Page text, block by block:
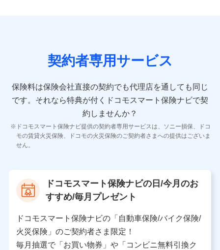
10.受託業務の 個人情報
11.マイカー通勤管理クラウド並びに法人向けASPサー
ビスに関してのお問い合わせ情報
各種お問い合わせに対応するため
当社のサービスに関する情報提供や、皆様に有用なお知らせ
をお送りするため
当社の対応品質向上やお問い合わせ内容の正確な把握のため
個人情報保護管理者の職名、連絡先
〒103-0013 東京都中央区日本橋人形町2-14-10 アー
バンネット日本橋ビル 3F
株式会社ドコモ・インシュアランス
契約者専用サービス
保険料は保険会社直接の契約でも代理店を通しても同じ
です。 それなら特典が付くドコモスマート保険ナビで契
約しませんか？
ドコモスマート保険ナビ提供の契約者専用サービスは、ソニー損保、ドコ
モの賃貸火災保険、ドコモの火災保険のご契約者さまへの提供はございま
せん。
ドコモスマート保険ナビの日/今月のお
すすめ/毎月プレゼント
ドコモスマート保険ナビの「自動車保険/バイク保険/
火災保険」のご契約者さま限定！
毎月抽選で「お買い物券」や「コンビニ無料引換ク